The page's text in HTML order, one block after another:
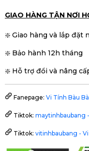
GIAO HÀNG TẬN NƠI
❇️ Giao hàng và lắp đặt
❇️ Bảo hành 12h tháng
❇️ Hỗ trợ đổi và nâng
Fanepage: Vi Tính Bàu
Tiktok: maytinhbaubang
Tiktok: vitinhbaubang -